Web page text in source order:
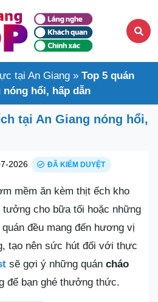
tại An Giang » Top 5 quán
nóng hổi, hấp dẫn
tại An Giang nóng hổi,
2026 ĐÃ KIỂM DUYỆT
mềm ăn kèm thịt ếch kho
cho bữa tối hoặc những
đều mang đến hương vị
tạo nên sức hút đối với thực
sẽ gợi ý những quán cháo
để bạn ghé thưởng thức.